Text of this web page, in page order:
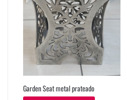
Garden Seat metal prateado